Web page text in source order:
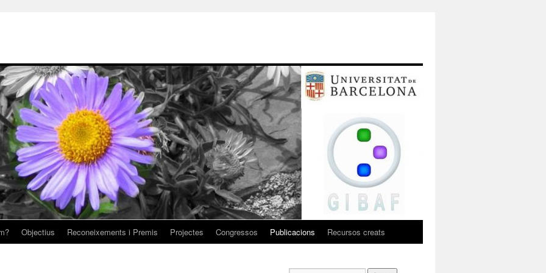
Objectius Reconeixements i Premis Projectes Congressos Publicacions Recursos creats